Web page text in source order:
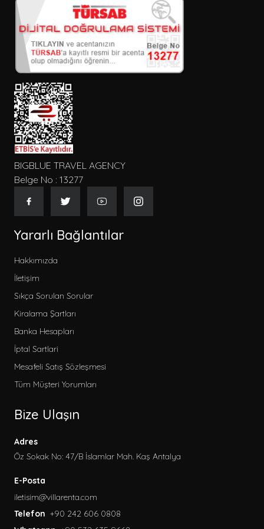
BIGBLUE TRAVEL AGENCY
Belge No : 13277
Yararlı Bağlantılar
Hakkımızda
İletişim
Sıkça Sorulan Sorular
Kiralama Şartları
Banka Hesapları
İptal Sartlari
Mesafeli Satış Sözleşmesi
Tüm Müşteri Yorumları
Bize Ulaşın
Adres
Öz Sokak No: 47/B İslamlar Mah. Kaş Antalya
E-Posta
iletisim@villarenta.com
Telefon +90 242 606 0808